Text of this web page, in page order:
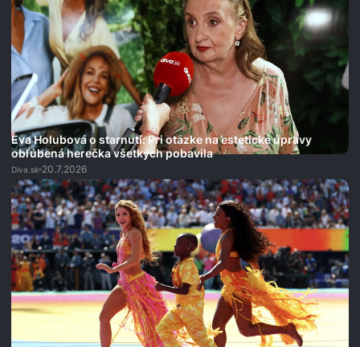
Eva Holubová o starnutí: Pri otázke na estetické úpravy
obľúbená herečka všetkých pobavila
Diva.sk 20.7.2026